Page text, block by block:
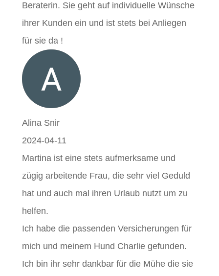
Beraterin. Sie geht auf individuelle Wünsche
ihrer Kunden ein und ist stets bei Anliegen
für sie da !
Alina Snir
2024-04-11
Martina ist eine stets aufmerksame und
zügig arbeitende Frau, die sehr viel Geduld
hat und auch mal ihren Urlaub nutzt um zu
helfen.
Ich habe die passenden Versicherungen für
mich und meinem Hund Charlie gefunden.
Ich bin ihr sehr dankbar für die Mühe die sie